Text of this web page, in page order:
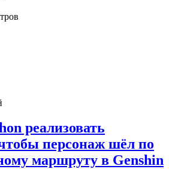
реализовать
персонаж шёл по
маршруту в Genshin